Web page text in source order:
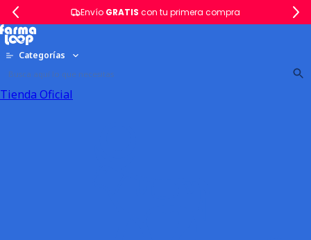
Envío GRATIS con tu primera compra
Categorías
Tienda Oficial